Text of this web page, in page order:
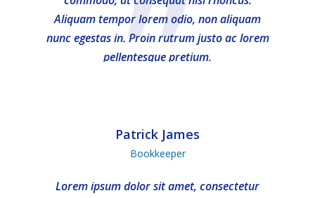
”
Aliquam tempor lorem odio, non aliquam
nunc egestas in. Proin rutrum justo ac lorem
pellentesque pretium.
Patrick James
Bookkeeper
Lorem ipsum dolor sit amet, consectetur